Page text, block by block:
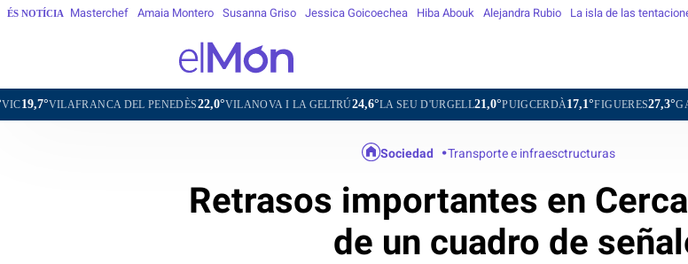
ÉS NOTÍCIA Masterchef Amaia Montero Susanna Griso Jessica Goicoechea Hiba Abouk Alejandra Rubio La isla de las
DEL PENEDÈS22,0° VILANOVA I LA GELTRÚ24,6°LA SEU D'URGELL21,0°PUIGCERDÀ17,1°FIGUERES27,3°GANDESA23,6°
Sociedad Transporte e infraesctructuras
Retrasos importantes en
de un cuadro de